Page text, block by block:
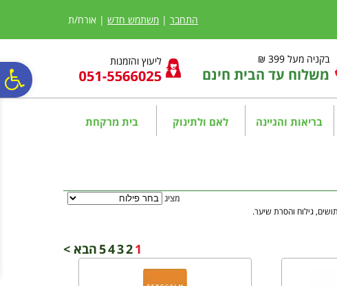
נגישות
אתר
המרכזי התחבר | משתמש חדש | אורח/ת
בקניה מעל 399 ₪
משלוח עד הבית חינם
ליעוץ והזמנות
בריאות והגיינה לאם ולתינוק בית מרקחת
מציג
גילוח והסרת שיער.
1
2
3
4
5הבא >